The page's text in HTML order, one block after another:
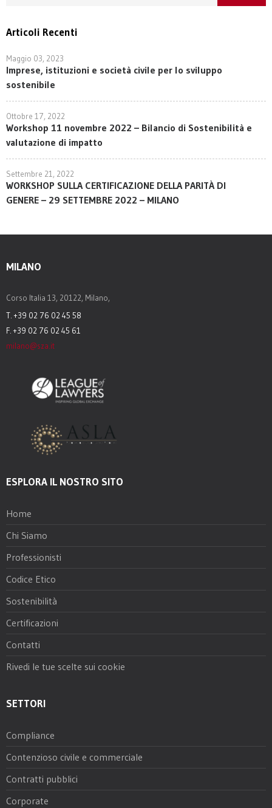
Articoli Recenti
Maggio 03, 2023
Imprese, istituzioni e società civile per lo sviluppo
sostenibile
Ottobre 17, 2022
Workshop 11 novembre 2022 – Bilancio di Sostenibilità e
valutazione di impatto
Settembre 21, 2022
WORKSHOP SULLA CERTIFICAZIONE DELLA PARITÀ DI
GENERE – 29 SETTEMBRE 2022 – MILANO
MILANO
Corso Italia 13, 20122, Milano,
T. +39 02 76 02 45 58
F. +39 02 76 02 45 61
milano@sza.it
ESPLORA IL NOSTRO SITO
Home
Chi Siamo
Professionisti
Codice Etico
Sostenibilità
Certificazioni
Contatti
Rivedi le tue scelte sui cookie
SETTORI
Compliance
Contenzioso civile e commerciale
Contratti pubblici
Corporate